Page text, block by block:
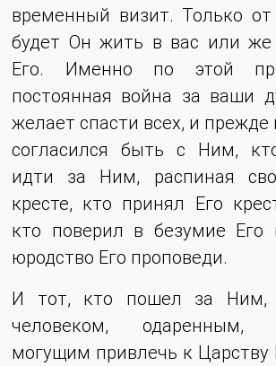
временный визит. Только от
будет Он жить в вас или же
Его. Именно по этой
постоянная война за ваши
желает спасти всех, и прежде
согласился быть с Ним,
идти за Ним, распиная
кресте, кто принял Его
кто поверил в безумие Его
юродство Его проповеди.
И тот, кто пошел за Ним,
человеком, одаренным,
могущим привлечь к